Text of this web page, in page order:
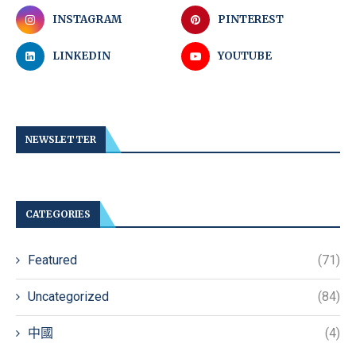
INSTAGRAM PINTEREST
LINKEDIN YOUTUBE
NEWSLETTER
CATEGORIES
Featured (71)
Uncategorized (84)
中國 (4)